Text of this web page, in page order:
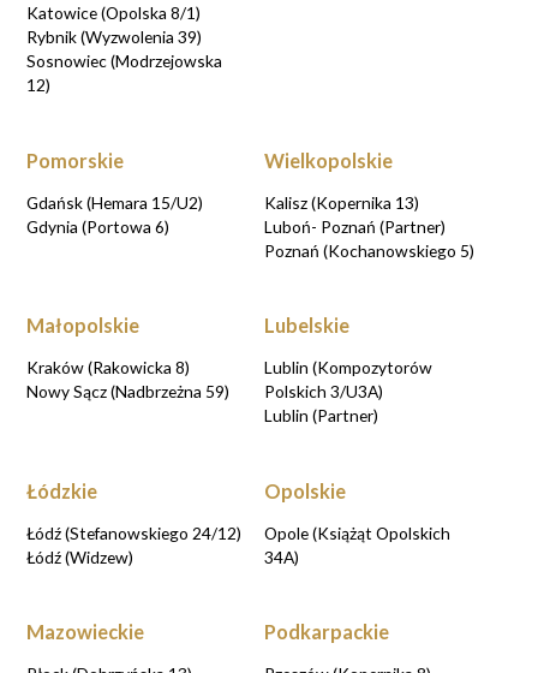
Katowice (Opolska 8/1)
Rybnik (Wyzwolenia 39)
Sosnowiec (Modrzejowska
12)
Pomorskie
Gdańsk (Hemara 15/U2)
Gdynia (Portowa 6)
Wielkopolskie
Kalisz (Kopernika 13)
Luboń- Poznań (Partner)
Poznań (Kochanowskiego 5)
Małopolskie
Kraków (Rakowicka 8)
Nowy Sącz (Nadbrzeżna 59)
Lubelskie
Lublin (Kompozytorów
Polskich 3/U3A)
Lublin (Partner)
Łódzkie
Łódź (Stefanowskiego 24/12)
Łódź (Widzew)
Opolskie
Opole (Książąt Opolskich
34A)
Mazowieckie Podkarpackie